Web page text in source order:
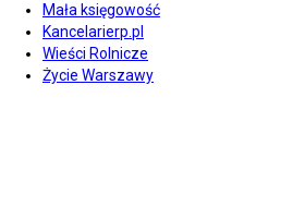
Mała księgowość
Kancelarierp.pl
Wieści Rolnicze
Życie Warszawy